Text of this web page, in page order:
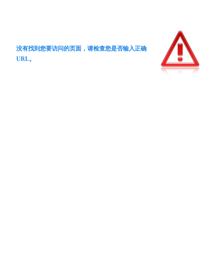
没有找到您要访问的页面，请检查您是否输入正确
URL。